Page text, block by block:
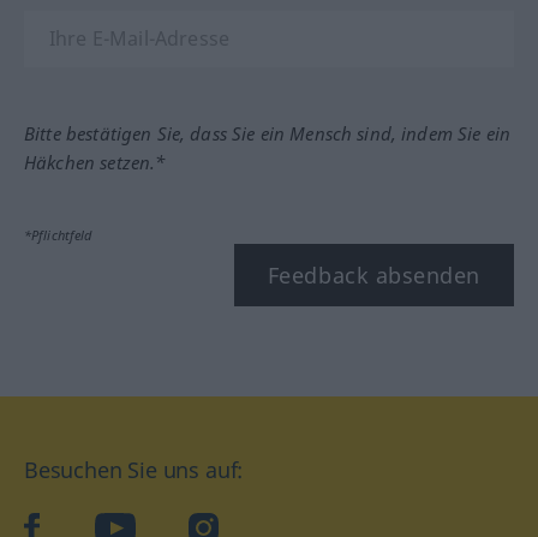
Bitte bestätigen Sie, dass Sie ein Mensch sind, indem Sie ein
Häkchen setzen.*
*Pflichtfeld
Feedback absenden
Besuchen Sie uns auf:
facebookYouTube Instagram